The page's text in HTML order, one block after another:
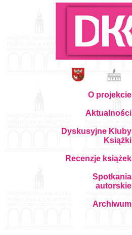
O projekcie
Aktualności
Dyskusyjne Kluby
Książki
Recenzje książek
Spotkania
autorskie
Archiwum